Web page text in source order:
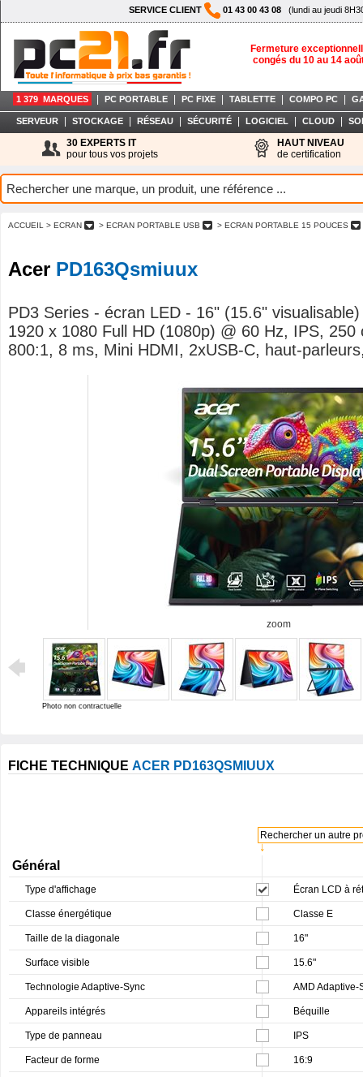
SERVICE CLIENT 01 43 00 43 08 (lundi au jeudi
Fermeture
congés du 10 au 14
1 379 MARQUES PC PORTABLE PC FIXE TABLETTE COMPO PC
SERVEUR STOCKAGE RÉSEAU SÉCURITÉ LOGICIEL CLOUD
30 EXPERTS IT
pour tous vos projets
HAUT NIVEAU
de certification
ACCUEIL > ECRAN > ECRAN PORTABLE USB > ECRAN PORTABLE 15 POUCES
Acer PD163Qsmiuux
PD3 Series - écran LED - 16" (15.6"
1920 x 1080 Full HD (1080p) @ 60 Hz, IPS, 250
800:1, 8 ms, Mini HDMI, 2xUSB-C, haut-
zoom
Photo non contractuelle
FICHE TECHNIQUE ACER PD163QSMIUUX
↓
Rechercher un autre
Général
Type d'affichage Écran LCD à
Classe énergétique Classe E
Taille de la diagonale 16"
Surface visible 15.6"
Technologie Adaptive-Sync AMD Adaptive-
Appareils intégrés Béquille
Type de panneau IPS
Facteur de forme 16:9